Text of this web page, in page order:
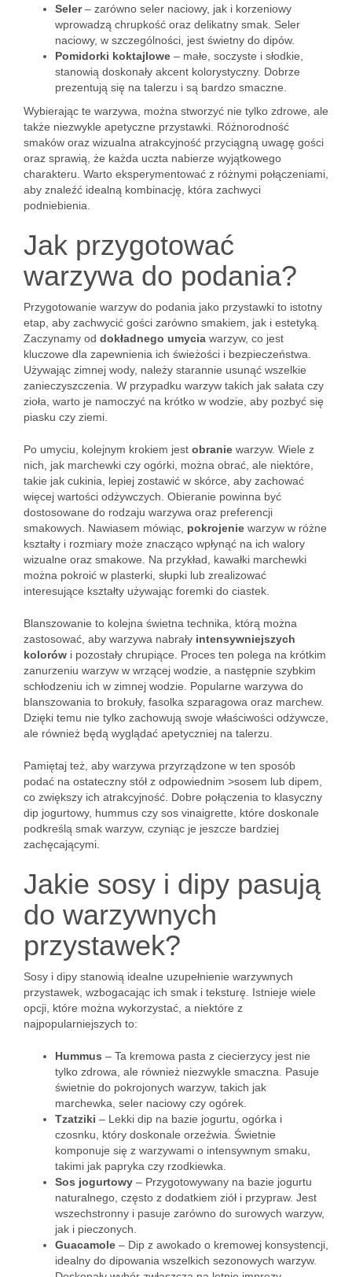
Seler– zarówno seler naciowy, jak i korzeniowy
wprowadzą chrupkość oraz delikatny smak. Seler
naciowy, w szczególności, jest świetny do dipów.
Pomidorki koktajlowe – małe, soczyste i słodkie,
stanowią doskonały akcent kolorystyczny. Dobrze
prezentują się na talerzu i są bardzo smaczne.
Wybierając te warzywa, można stworzyć nie tylko zdrowe, ale
także niezwykle apetyczne przystawki. Różnorodność
smaków oraz wizualna atrakcyjność przyciągną uwagę gości
oraz sprawią, że każda uczta nabierze wyjątkowego
charakteru. Warto eksperymentować z różnymi połączeniami,
aby znaleźć idealną kombinację, która zachwyci
podniebienia.
Jak przygotować
warzywa do podania?
Przygotowanie warzyw do podania jako przystawki to istotny
etap, aby zachwycić gości zarówno smakiem, jak i estetyką.
Zaczynamy od dokładnego umycia warzyw, co jest
kluczowe dla zapewnienia ich świeżości i bezpieczeństwa.
Używając zimnej wody, należy starannie usunąć wszelkie
zanieczyszczenia. W przypadku warzyw takich jak sałata czy
zioła, warto je namoczyć na krótko w wodzie, aby pozbyć się
piasku czy ziemi.
Po umyciu, kolejnym krokiem jest obranie warzyw. Wiele z
nich, jak marchewki czy ogórki, można obrać, ale niektóre,
takie jak cukinia, lepiej zostawić w skórce, aby zachować
więcej wartości odżywczych. Obieranie powinna być
dostosowane do rodzaju warzywa oraz preferencji
smakowych. Nawiasem mówiąc, pokrojenie warzyw w różne
kształty i rozmiary może znacząco wpłynąć na ich walory
wizualne oraz smakowe. Na przykład, kawałki marchewki
można pokroić w plasterki, słupki lub zrealizować
interesujące kształty używając foremki do ciastek.
Blanszowanie to kolejna świetna technika, którą można
zastosować, aby warzywa nabrały intensywniejszych
kolorów i pozostały chrupiące. Proces ten polega na krótkim
zanurzeniu warzyw w wrzącej wodzie, a następnie szybkim
schłodzeniu ich w zimnej wodzie. Popularne warzywa do
blanszowania to brokuły, fasolka szparagowa oraz marchew.
Dzięki temu nie tylko zachowują swoje właściwości odżywcze,
ale również będą wyglądać apetyczniej na talerzu.
Pamiętaj też, aby warzywa przyrządzone w ten sposób
podać na ostateczny stół z odpowiednim >sosem lub dipem,
co zwiększy ich atrakcyjność. Dobre połączenia to klasyczny
dip jogurtowy, hummus czy sos vinaigrette, które doskonale
podkreślą smak warzyw, czyniąc je jeszcze bardziej
zachęcającymi.
Jakie sosy i dipy pasują
do warzywnych
przystawek?
Sosy i dipy stanowią idealne uzupełnienie warzywnych
przystawek, wzbogacając ich smak i teksturę. Istnieje wiele
opcji, które można wykorzystać, a niektóre z
najpopularniejszych to:
Hummus – Ta kremowa pasta z ciecierzycy jest nie
tylko zdrowa, ale również niezwykle smaczna. Pasuje
świetnie do pokrojonych warzyw, takich jak
marchewka, seler naciowy czy ogórek.
Tzatziki – Lekki dip na bazie jogurtu, ogórka i
czosnku, który doskonale orzeźwia. Świetnie
komponuje się z warzywami o intensywnym smaku,
takimi jak papryka czy rzodkiewka.
Sos jogurtowy – Przygotowywany na bazie jogurtu
naturalnego, często z dodatkiem ziół i przypraw. Jest
wszechstronny i pasuje zarówno do surowych warzyw,
jak i pieczonych.
Guacamole – Dip z awokado o kremowej konsystencji,
idealny do dipowania wszelkich sezonowych warzyw.